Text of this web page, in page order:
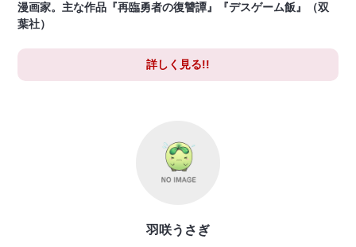
漫画家。主な作品『再臨勇者の復讐譚』『デスゲーム飯』（双
葉社）
詳しく見る!!
羽咲うさぎ